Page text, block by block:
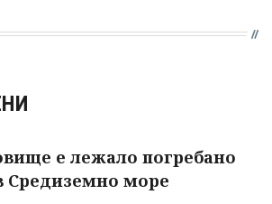
е лежало погребано
Средиземно море